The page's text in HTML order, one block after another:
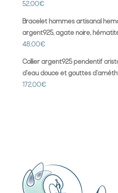
52,00€
Bracelet hommes artisanal
argent925, agate noire,
48,00€
Collier argent925 pendentif
d'eau douce et gouttes
172,00€